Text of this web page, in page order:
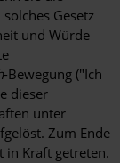
Gesetz
und Würde
-Bewegung ("Ich
dieser
unter
Zum Ende
in Kraft getreten.